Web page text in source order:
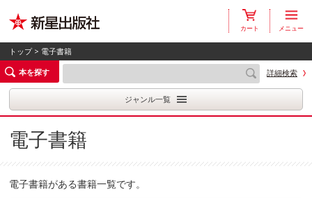
カート メニュー
トップ> 電子書籍
本を探す
詳細検索
ジャンル一覧
電子書籍
電子書籍がある書籍一覧です。